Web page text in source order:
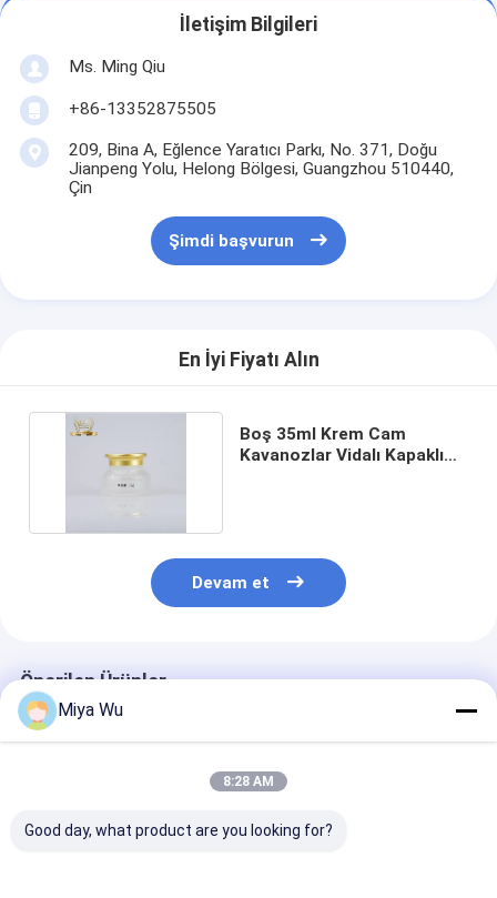
İletişim Bilgileri
Ms. Ming Qiu
+86-13352875505
209, Bina A, Eğlence Yaratıcı Parkı, No. 371, Doğu
Jianpeng Yolu, Helong Bölgesi, Guangzhou 510440,
Çin
Şimdi başvurun
En İyi Fiyatı Alın
Boş 35ml Krem Cam
Kavanozlar Vidalı Kapaklı
Devam et
Önerilen Ürünler
Miya Wu
8:28 AM
Good day, what product are you looking for?